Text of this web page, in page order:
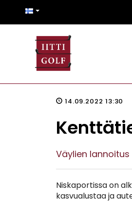
14.09.2022 13:30
Väylien
Niskaportissa on
kasvualustaa ja